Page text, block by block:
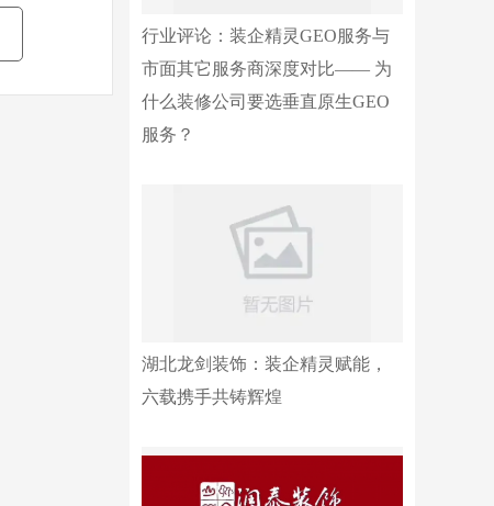
行业评论：装企精灵GEO服务与
市面其它服务商深度对比—— 为
什么装修公司要选垂直原生GEO
服务？
湖北龙剑装饰：装企精灵赋能，
六载携手共铸辉煌